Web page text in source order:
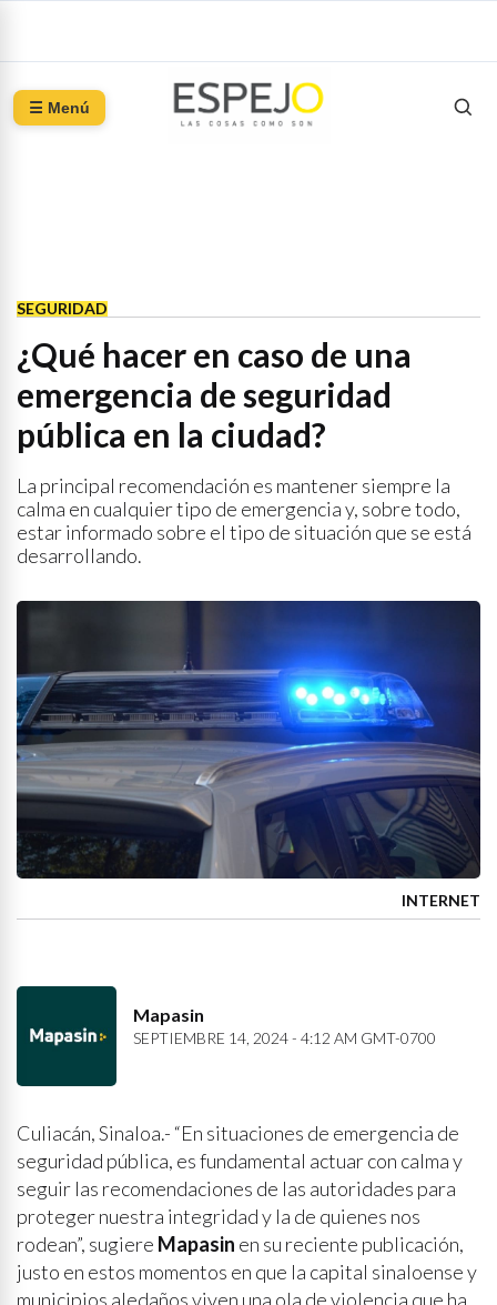
☰ Menú
SEGURIDAD
¿Qué hacer en caso de una
emergencia de seguridad
pública en la ciudad?
La principal recomendación es mantener siempre la
calma en cualquier tipo de emergencia y, sobre todo,
estar informado sobre el tipo de situación que se está
desarrollando.
INTERNET
Mapasin
SEPTIEMBRE 14, 2024 - 4:12 AM GMT-0700
Culiacán, Sinaloa.- “En situaciones de emergencia de
seguridad pública, es fundamental actuar con calma y
seguir las recomendaciones de las autoridades para
proteger nuestra integridad y la de quienes nos
rodean”, sugiere Mapasin en su reciente publicación,
justo en estos momentos en que la capital sinaloense y
municipios aledaños viven una ola de violencia que ha